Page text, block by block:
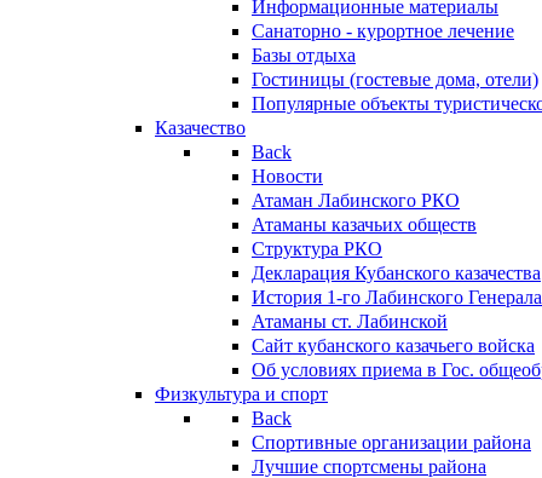
Информационные материалы
Санаторно - курортное лечение
Базы отдыха
Гостиницы (гостевые дома, отели)
Популярные объекты
Казачество
Back
Новости
Атаман Лабинского РКО
Атаманы казачьих обществ
Структура РКО
Декларация Кубанского казачества
История 1-го Лабинского
Атаманы ст. Лабинской
Cайт кубанского казачьего войска
Об условиях приема в Гос.
Физкультура и спорт
Back
Спортивные организации района
Лучшие спортсмены района